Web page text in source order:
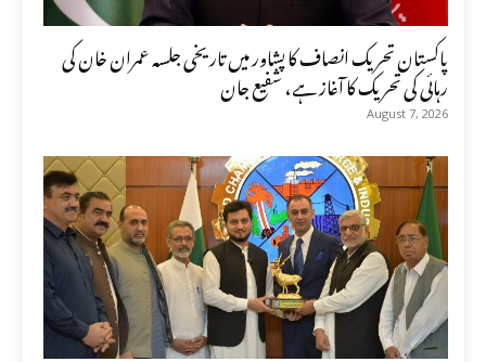
پاکستان تحریک انصاف کا پشاور میں تاریخی جلسہ عمران خان کی
رہائی کی تحریک کا آغاز ہے، شفیع جان
August 7, 2026